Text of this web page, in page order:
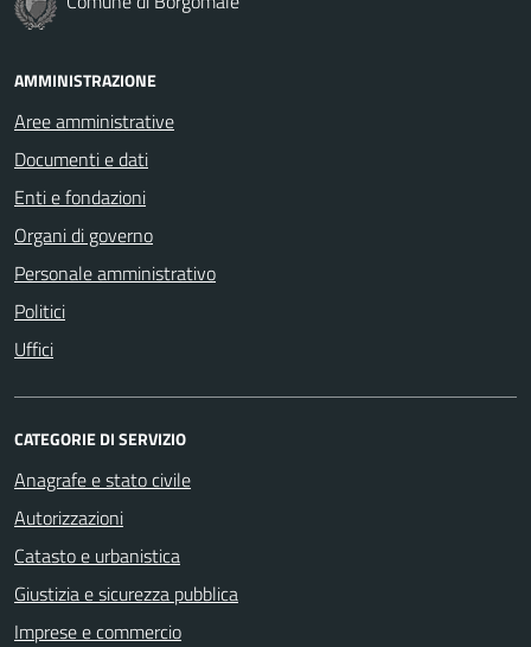
AMMINISTRAZIONE
Aree amministrative
Documenti e dati
Enti e fondazioni
Organi di governo
Personale amministrativo
Politici
Uffici
CATEGORIE DI SERVIZIO
Anagrafe e stato civile
Autorizzazioni
Catasto e urbanistica
Giustizia e sicurezza pubblica
Imprese e commercio